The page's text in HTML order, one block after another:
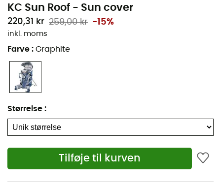
KC Sun Roof - Sun cover
220,31 kr 259,00 kr -15%
inkl. moms
Farve : Graphite
Størrelse :
Tilføje til kurven
Den KC Sun Roof
som nemt passer til alleDeuterbæreselemodeller.
Fleksibel og holdbar,KC Sun Roofbeskytter ditbarns
hoved mod solens stråler og holder det i skyggen og
køligt under dine sommerudflugter. Du kan derefter
nemt opbevare den takket være dens fleksible